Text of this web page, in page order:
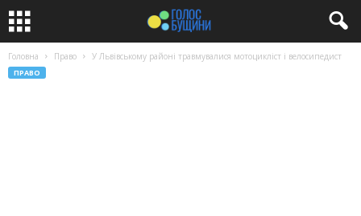
Головна Право У Львівському районі травмувалися мотоцикліст і велосипедист
ПРАВО